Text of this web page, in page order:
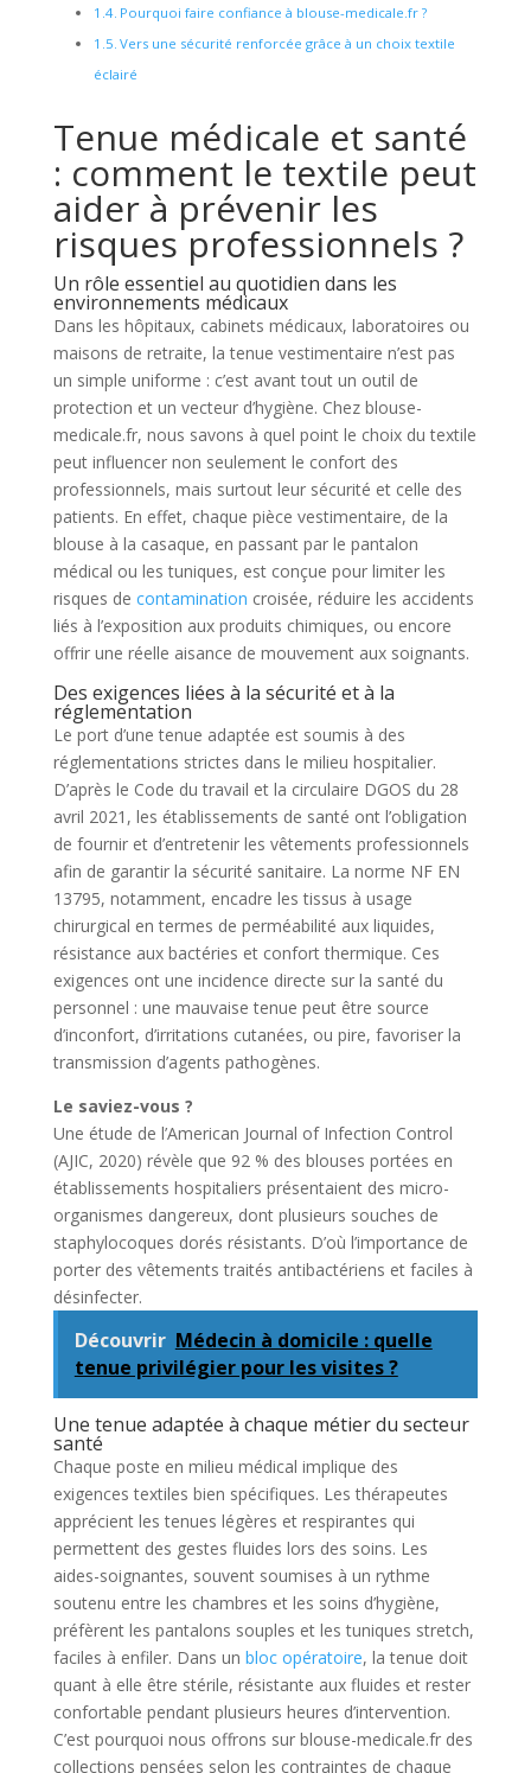
Pourquoi faire confiance à blouse-medicale.fr ?
Vers une sécurité renforcée grâce à un choix textile
éclairé
Tenue médicale et santé
: comment le textile peut
aider à prévenir les
risques professionnels ?
Un rôle essentiel au quotidien dans les
environnements médicaux
Dans les hôpitaux, cabinets médicaux, laboratoires ou
maisons de retraite, la tenue vestimentaire n’est pas
un simple uniforme : c’est avant tout un outil de
protection et un vecteur d’hygiène. Chez blouse-
medicale.fr, nous savons à quel point le choix du textile
peut influencer non seulement le confort des
professionnels, mais surtout leur sécurité et celle des
patients. En effet, chaque pièce vestimentaire, de la
blouse à la casaque, en passant par le pantalon
médical ou les tuniques, est conçue pour limiter les
risques de contamination croisée, réduire les accidents
liés à l’exposition aux produits chimiques, ou encore
offrir une réelle aisance de mouvement aux soignants.
Des exigences liées à la sécurité et à la
réglementation
Le port d’une tenue adaptée est soumis à des
réglementations strictes dans le milieu hospitalier.
D’après le Code du travail et la circulaire DGOS du 28
avril 2021, les établissements de santé ont l’obligation
de fournir et d’entretenir les vêtements professionnels
afin de garantir la sécurité sanitaire. La norme NF EN
13795, notamment, encadre les tissus à usage
chirurgical en termes de perméabilité aux liquides,
résistance aux bactéries et confort thermique. Ces
exigences ont une incidence directe sur la santé du
personnel : une mauvaise tenue peut être source
d’inconfort, d’irritations cutanées, ou pire, favoriser la
transmission d’agents pathogènes.
Le saviez-vous ?
Une étude de l’American Journal of Infection Control
(AJIC, 2020) révèle que 92 % des blouses portées en
établissements hospitaliers présentaient des micro-
organismes dangereux, dont plusieurs souches de
staphylocoques dorés résistants. D’où l’importance de
porter des vêtements traités antibactériens et faciles à
désinfecter.
Découvrir Médecin à domicile : quelle
tenue privilégier pour les visites ?
Une tenue adaptée à chaque métier du secteur
santé
Chaque poste en milieu médical implique des
exigences textiles bien spécifiques. Les thérapeutes
apprécient les tenues légères et respirantes qui
permettent des gestes fluides lors des soins. Les
aides-soignantes, souvent soumises à un rythme
soutenu entre les chambres et les soins d’hygiène,
préfèrent les pantalons souples et les tuniques stretch,
faciles à enfiler. Dans un bloc opératoire, la tenue doit
quant à elle être stérile, résistante aux fluides et rester
confortable pendant plusieurs heures d’intervention.
C’est pourquoi nous offrons sur blouse-medicale.fr des
collections pensées selon les contraintes de chaque